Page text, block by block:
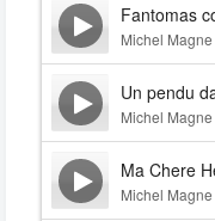
Fantomas
Michel Magne
Un pendu
Michel Magne
Ma Chere
Michel Magne